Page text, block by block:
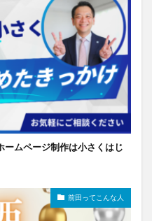
ームページ制作は小さくはじ
前田ってこんな人